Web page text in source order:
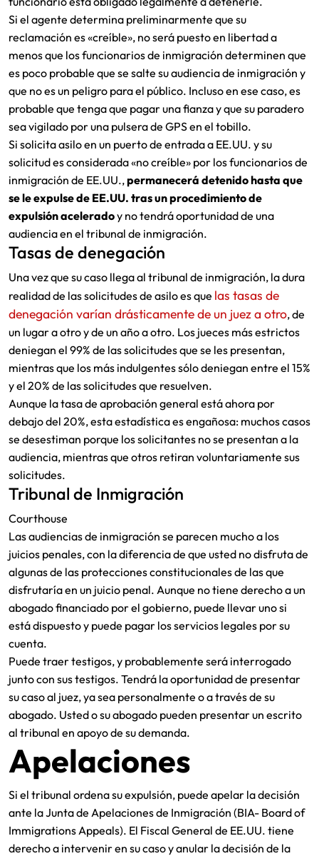
Si el agente determina preliminarmente que su
reclamación es «creíble», no será puesto en libertad a
menos que los funcionarios de inmigración determinen que
es poco probable que se salte su audiencia de inmigración y
que no es un peligro para el público. Incluso en ese caso, es
probable que tenga que pagar una fianza y que su paradero
sea vigilado por una pulsera de GPS en el tobillo.
Si solicita asilo en un puerto de entrada a EE.UU. y su
solicitud es considerada «no creíble» por los funcionarios de
inmigración de EE.UU.,permanecerá detenido hasta que
se le expulse de EE.UU. tras un procedimiento de
expulsión aceleradoy no tendrá oportunidad de una
audiencia en el tribunal de inmigración.
Tasas de denegación
Una vez que su caso llega al tribunal de inmigración, la dura
realidad de las solicitudes de asilo es que las tasas de
denegación varían drásticamente de un juez a otro, de
un lugar a otro y de un año a otro. Los jueces más estrictos
deniegan el 99% de las solicitudes que se les presentan,
mientras que los más indulgentes sólo deniegan entre el 15%
y el 20% de las solicitudes que resuelven.
Aunque la tasa de aprobación general está ahora por
debajo del 20%, esta estadística es engañosa: muchos casos
se desestiman porque los solicitantes no se presentan a la
audiencia, mientras que otros retiran voluntariamente sus
solicitudes.
Tribunal de Inmigración
Courthouse
Las audiencias de inmigración se parecen mucho a los
juicios penales, con la diferencia de que usted no disfruta de
algunas de las protecciones constitucionales de las que
disfrutaría en un juicio penal. Aunque no tiene derecho a un
abogado financiado por el gobierno, puede llevar uno si
está dispuesto y puede pagar los servicios legales por su
cuenta.
Puede traer testigos, y probablemente será interrogado
junto con sus testigos. Tendrá la oportunidad de presentar
su caso al juez, ya sea personalmente o a través de su
abogado. Usted o su abogado pueden presentar un escrito
al tribunal en apoyo de su demanda.
Apelaciones
Si el tribunal ordena su expulsión, puede apelar la decisión
ante la Junta de Apelaciones de Inmigración (BIA- Board of
Immigrations Appeals). El Fiscal General de EE.UU. tiene
derecho a intervenir en su caso y anular la decisión de la